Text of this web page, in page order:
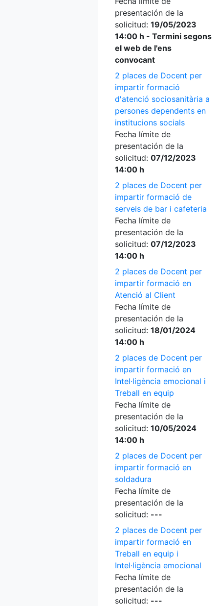
presentación de la
solicitud: 19/05/2023
14:00 h - Termini segons
el web de l'ens
convocant
2 places de Docent per
impartir formació
d'atenció sociosanitària a
persones dependents en
institucions socials
Fecha límite de
presentación de la
solicitud: 07/12/2023
14:00 h
2 places de Docent per
impartir formació de
serveis de bar i cafeteria
Fecha límite de
presentación de la
solicitud: 07/12/2023
14:00 h
2 places de Docent per
impartir formació en
Atenció al Client
Fecha límite de
presentación de la
solicitud: 18/01/2024
14:00 h
2 places de Docent per
impartir formació en
Intel·ligència emocional i
Treball en equip
Fecha límite de
presentación de la
solicitud: 10/05/2024
14:00 h
2 places de Docent per
impartir formació en
soldadura
Fecha límite de
presentación de la
solicitud: ---
2 places de Docent per
impartir formació en
Treball en equip i
Intel·ligència emocional
Fecha límite de
presentación de la
solicitud: ---